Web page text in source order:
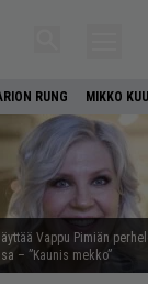
RUNG MIKKO
Vappu Pimiän
– ”Kaunis mekko”